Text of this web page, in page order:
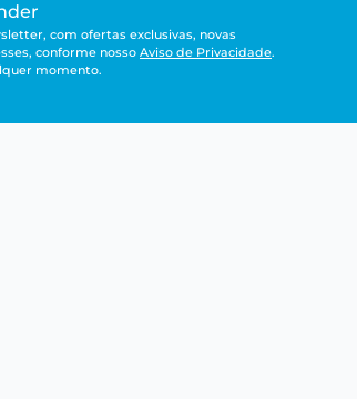
com ofertas exclusivas, novas
conforme nosso Aviso de Privacidade.
momento.